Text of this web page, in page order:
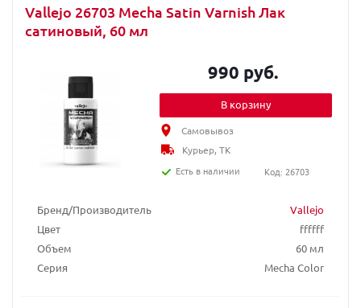
Vallejo 26703 Mecha Satin Varnish Лак
сатиновый, 60 мл
Бренд/Производитель
Vallejo
Цвет
ffffff
Объем
60 мл
Серия
Mecha Color
990 руб.
В корзину
Самовывоз
Курьер, ТК
Есть в наличии
Код: 26703